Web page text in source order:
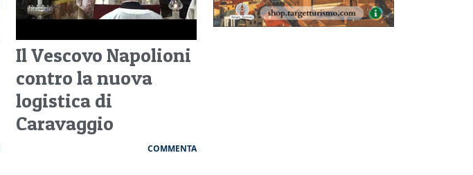
Il Vescovo Napolioni
contro la nuova
logistica di
Caravaggio
COMMENTA